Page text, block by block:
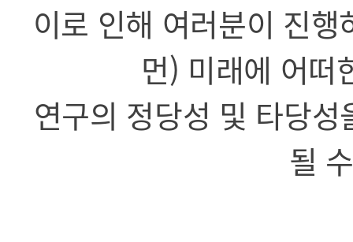
이로 인해 여러분이 진
먼) 미래에 어떠
연구의 정당성 및 타당
될